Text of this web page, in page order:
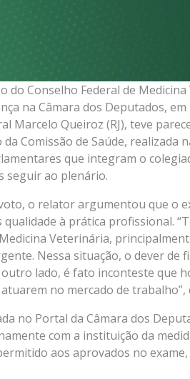
do Conselho Federal de
na Câmara dos Deputados,
Marcelo Queiroz (RJ), teve
Comissão de Saúde,
que integram o
seguir ao plenário.
o relator argumentou que o
à prática profissional.
Veterinária,
Nessa situação, o dever de
lado, é fato inconteste que
no mercado de
no Portal da Câmara dos
com a instituição da
aos aprovados no